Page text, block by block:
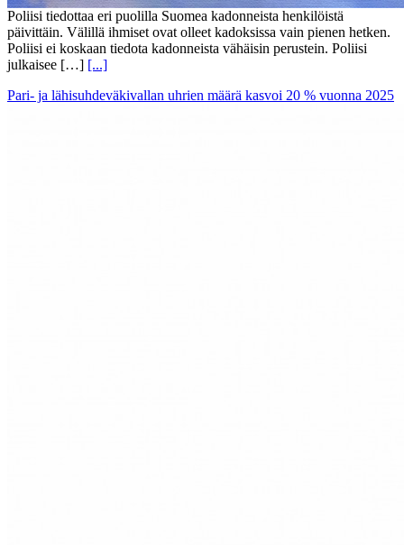
Poliisi tiedottaa eri puolilla Suomea kadonneista henkilöistä
päivittäin. Välillä ihmiset ovat olleet kadoksissa vain pienen hetken.
Poliisi ei koskaan tiedota kadonneista vähäisin perustein. Poliisi
julkaisee […] [...]
Pari- ja lähisuhdeväkivallan uhrien määrä kasvoi 20 % vuonna 2025